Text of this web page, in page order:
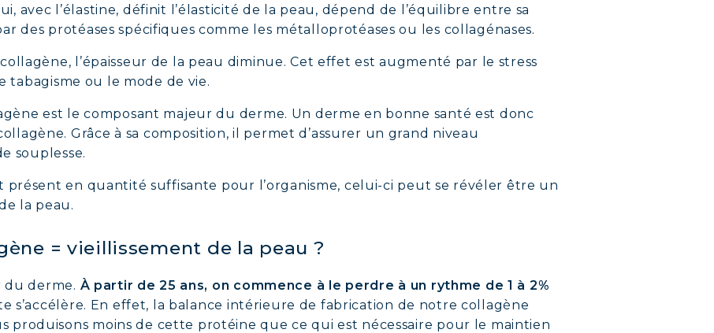
avec l’élastine, définit l’élasticité de la peau, dépend de l’équilibre entre sa
des protéases spécifiques comme les métalloprotéases ou les collagénases.
l’épaisseur de la peau diminue. Cet effet est augmenté par le stress
tabagisme ou le mode de vie.
est le composant majeur du derme. Un derme en bonne santé est donc
Grâce à sa composition, il permet d’assurer un grand niveau
souplesse.
présent en quantité suffisante pour l’organisme, celui-ci peut se révéler être un
la peau.
= vieillissement de la peau ?
du derme. À partir de 25 ans, on commence à le perdre à un rythme de 1 à 2%
s’accélère. En effet, la balance intérieure de fabrication de notre collagène
produisons moins de cette protéine que ce qui est nécessaire pour le maintien